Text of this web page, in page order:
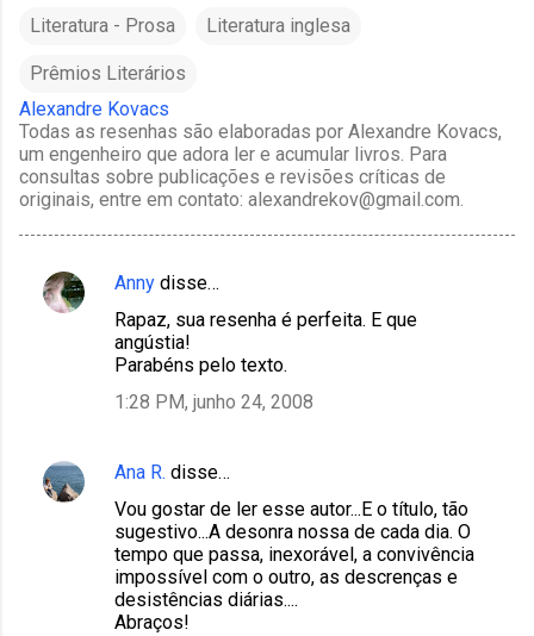
Literatura - Prosa Literatura inglesa
Prêmios Literários
Alexandre Kovacs
Todas as resenhas são elaboradas por Alexandre Kovacs,
um engenheiro que adora ler e acumular livros. Para
consultas sobre publicações e revisões críticas de
originais, entre em contato: alexandrekov@gmail.com.
C
t
á
Anny disse…
Rapaz, sua resenha é perfeita. E que
angústia!
Parabéns pelo texto.
1:28 PM, junho 24, 2008
Ana R. disse…
Vou gostar de ler esse autor...E o título, tão
sugestivo...A desonra nossa de cada dia. O
tempo que passa, inexorável, a convivência
impossível com o outro, as descrenças e
desistências diárias....
Abraços!